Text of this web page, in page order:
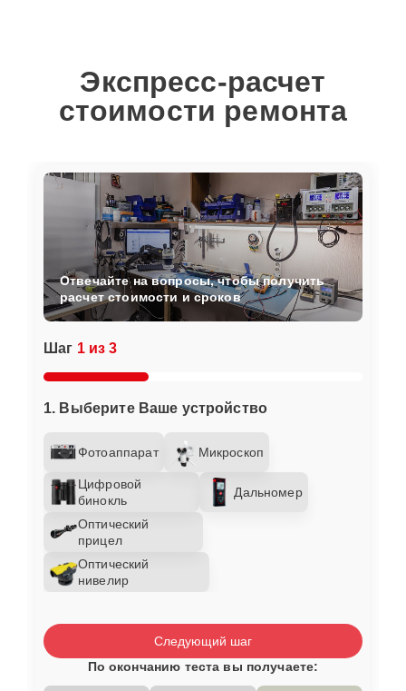
Экспресс-расчет
стоимости ремонта
Шаг 1 из 3
1. Выберите Ваше устройство
Фотоаппарат Микроскоп
Цифровой
бинокль
Дальномер
Оптический
прицел
Оптический
нивелир
Отвечайте на вопросы, чтобы получить
расчет стоимости и сроков
Следующий шаг
По окончанию теста вы получаете: